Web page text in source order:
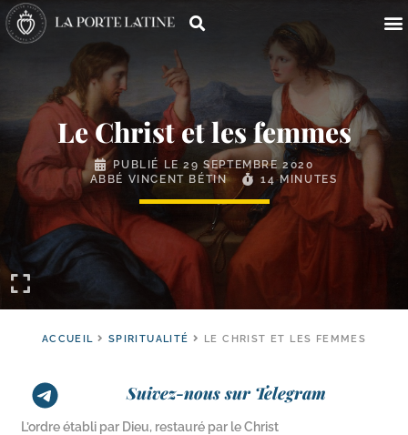
Le Christ et les femmes
PUBLIÉ LE29 SEPTEMBRE 2020
ABBÉ VINCENT BÉTIN
14 MINUTES
ACCUEIL SPIRITUALITÉ LE CHRIST ET LES FEMMES
Suivez-nous sur Telegram
L’ordre établi par Dieu, restauré par le Christ